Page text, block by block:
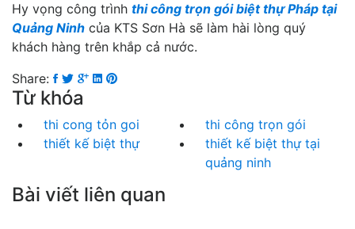
Hy vọng công trình thi công trọn gói biệt thự Pháp tại
Quảng Ninh của KTS Sơn Hà sẽ làm hài lòng quý
khách hàng trên khắp cả nước.
Share:
Từ khóa
thi cong tỏn goi
thi công trọn gói
thiết kế biệt thự
thiết kế biệt thự tại
quảng ninh
Bài viết liên quan